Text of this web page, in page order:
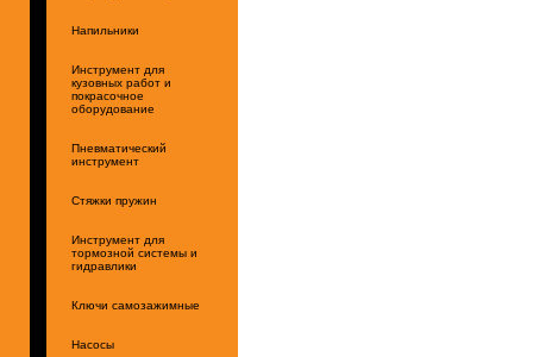
Напильники
Инструмент для
кузовных работ и
покрасочное
оборудование
Пневматический
инструмент
Стяжки пружин
Инструмент для
тормозной системы и
гидравлики
Ключи самозажимные
Насосы